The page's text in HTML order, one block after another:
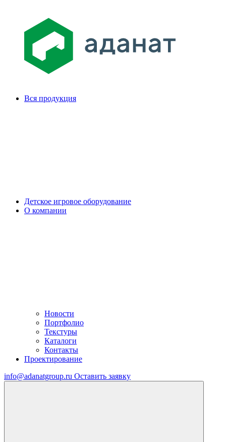
Вся продукция
Детское игровое оборудование
О компании
Новости
Портфолио
Текстуры
Каталоги
Контакты
Проектирование
info@adanatgroup.ru Оставить заявку